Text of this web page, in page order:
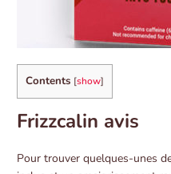
Contents [show]
Frizzcalin avis
Pour trouver quelques-unes